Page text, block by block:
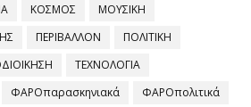
ΚΟΣΜΟΣ
ΜΟΥΣΙΚΗ
ΠΕΡΙΒΑΛΛΟΝ
ΠΟΛΙΤΙΚΗ
ΤΕΧΝΟΛΟΓΙΑ
ΦΑΡΟπαρασκηνιακά ΦΑΡΟπολιτικά